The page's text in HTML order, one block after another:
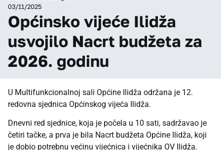
03/11/2025
Općinsko vijeće Ilidža
usvojilo Nacrt budžeta za
2026. godinu
U Multifunkcionalnoj sali Općine Ilidža održana je 12.
redovna sjednica Općinskog vijeća Ilidža.
Dnevni red sjednice, koja je počela u 10 sati, sadržavao je
četiri tačke, a prva je bila Nacrt budžeta Općine Ilidža, koji
je dobio potrebnu većinu vijećnica i vijećnika OV Ilidža.